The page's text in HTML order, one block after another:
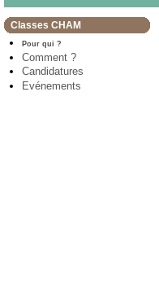
Classes CHAM
Pour qui ?
Comment ?
Candidatures
Evénements